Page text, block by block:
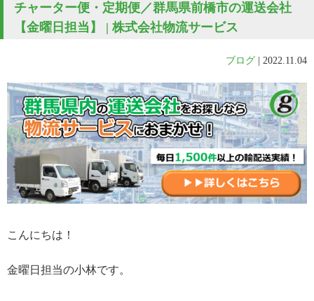
チャーター便・定期便／群馬県前橋市の運送会社
【金曜日担当】 | 株式会社物流サービス
ブログ 2022.11.04
こんにちは！
金曜日担当の小林です。